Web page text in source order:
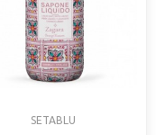
SETABLU